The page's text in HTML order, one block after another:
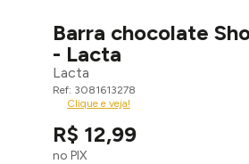
Barra chocolate
- Lacta
Lacta
3081613278
Clique e veja!
R$ 12,99
no PIX